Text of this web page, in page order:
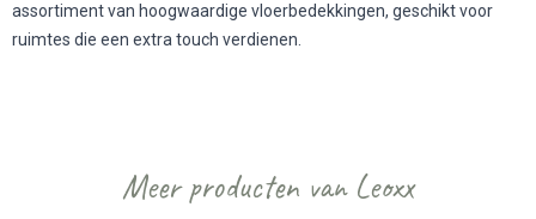
assortiment van hoogwaardige vloerbedekkingen, geschikt voor
ruimtes die een extra touch verdienen.
Meer producten van Leoxx